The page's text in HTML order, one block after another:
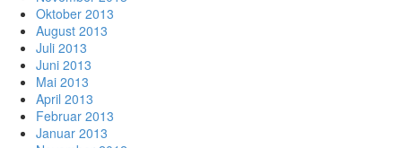
Oktober 2013
August 2013
Juli 2013
Juni 2013
Mai 2013
April 2013
Februar 2013
Januar 2013